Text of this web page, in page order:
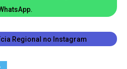
Regional no Instagram